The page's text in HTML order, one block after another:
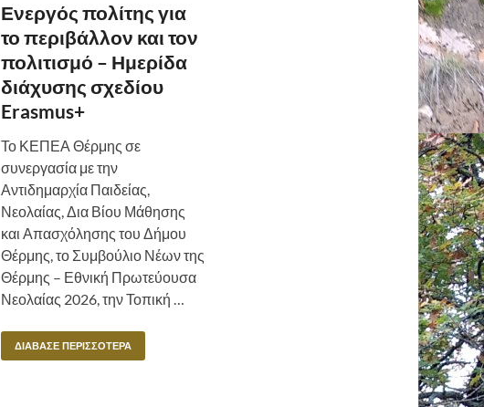
Ενεργός πολίτης για
το περιβάλλον και τον
πολιτισμό – Ημερίδα
διάχυσης σχεδίου
Erasmus+
Το ΚΕΠΕΑ Θέρμης σε
συνεργασία με την
Αντιδημαρχία Παιδείας,
Νεολαίας, Δια Βίου Μάθησης
και Απασχόλησης του Δήμου
Θέρμης, το Συμβούλιο Νέων της
Θέρμης – Εθνική Πρωτεύουσα
Νεολαίας 2026, την Τοπική …
ΔΙΆΒΑΣΕ ΠΕΡΙΣΣΌΤΕΡΑ